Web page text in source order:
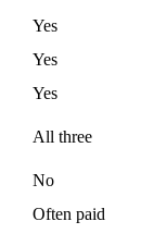
Yes
Yes
Yes
All three
No
Often paid